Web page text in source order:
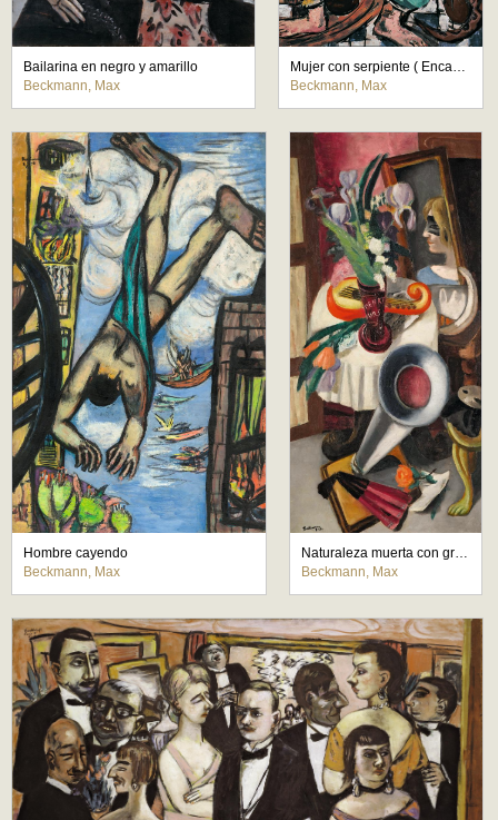
Bailarina en negro y amarillo
Beckmann, Max
Mujer con serpiente ( Encantadora de serpientes )
Beckmann, Max
Hombre cayendo
Beckmann, Max
Naturaleza muerta con gramófono
Beckmann, Max